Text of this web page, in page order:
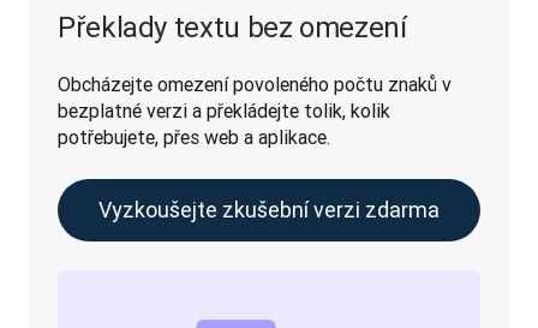
Překlady textu bez omezení
Obcházejte omezení povoleného počtu znaků v
bezplatné verzi a překládejte tolik, kolik
potřebujete, přes web a aplikace.
Vyzkoušejte zkušební verzi zdarma